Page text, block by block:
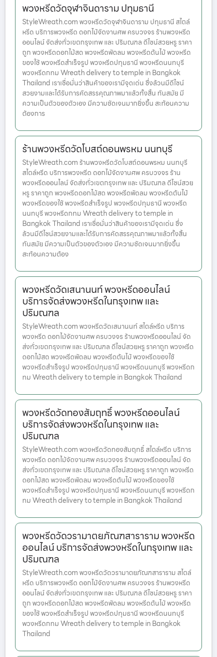
พวงหรีดวัดจุฬาจินดาราม ปทุมธานี
StyleWreath.com พวงหรีดวัดจุฬาจินดาราม ปทุมธานี สไตล์
หรีด บริการพวงหรีด ดอกไม้จัดงานศพ ครบวงจร ร้านพวงหรีด
ออนไลน์ จัดส่งทั่วเขตกรุงเทพ และ ปริมณฑล ดีไซน์สวยหรู ราคา
ถูก พวงหรีดดอกไม้สด พวงหรีดพัดลม พวงหรีดต้นไม้ พวงหรีด
ของใช้ พวงหรีดสำเร็จรูป พวงหรีดปทุมธานี พวงหรีดนนทบุรี
พวงหรีดกทม Wreath delivery to temple in Bangkok
Thailand เราเชื่อมั่นว่าสินค้าของเรามีจุดเด่น ซึ่งล้วนมีดีไซน์
สวยงามและได้รับการคัดสรรคุณภาพมาแล้วทั้งสิ้น ทันสมัย มี
ความเป็นตัวของตัวเอง มีความชัดเจนมากยิ่งขึ้น สะท้อนความ
ต้องการ
ร้านพวงหรีดวัดโบสถ์ดอนพรหม นนทบุรี
StyleWreath.com ร้านพวงหรีดวัดโบสถ์ดอนพรหม นนทบุรี
สไตล์หรีด บริการพวงหรีด ดอกไม้จัดงานศพ ครบวงจร ร้าน
พวงหรีดออนไลน์ จัดส่งทั่วเขตกรุงเทพ และ ปริมณฑล ดีไซน์สวย
หรู ราคาถูก พวงหรีดดอกไม้สด พวงหรีดพัดลม พวงหรีดต้นไม้
พวงหรีดของใช้ พวงหรีดสำเร็จรูป พวงหรีดปทุมธานี พวงหรีด
นนทบุรี พวงหรีดกทม Wreath delivery to temple in
Bangkok Thailand เราเชื่อมั่นว่าสินค้าของเรามีจุดเด่น ซึ่ง
ล้วนมีดีไซน์สวยงามและได้รับการคัดสรรคุณภาพมาแล้วทั้งสิ้น
ทันสมัย มีความเป็นตัวของตัวเอง มีความชัดเจนมากยิ่งขึ้น
สะท้อนความต้อง
พวงหรีดวัดเสนานนท์ พวงหรีดออนไลน์
บริการจัดส่งพวงหรีดในกรุงเทพ และ
ปริมณฑล
StyleWreath.com พวงหรีดวัดเสนานนท์ สไตล์หรีด บริการ
พวงหรีด ดอกไม้จัดงานศพ ครบวงจร ร้านพวงหรีดออนไลน์ จัด
ส่งทั่วเขตกรุงเทพ และ ปริมณฑล ดีไซน์สวยหรู ราคาถูก พวงหรีด
ดอกไม้สด พวงหรีดพัดลม พวงหรีดต้นไม้ พวงหรีดของใช้
พวงหรีดสำเร็จรูป พวงหรีดปทุมธานี พวงหรีดนนทบุรี พวงหรีดก
ทม Wreath delivery to temple in Bangkok Thailand
พวงหรีดวัดทองสัมฤทธิ์ พวงหรีดออนไลน์
บริการจัดส่งพวงหรีดในกรุงเทพ และ
ปริมณฑล
StyleWreath.com พวงหรีดวัดทองสัมฤทธิ์ สไตล์หรีด บริการ
พวงหรีด ดอกไม้จัดงานศพ ครบวงจร ร้านพวงหรีดออนไลน์ จัด
ส่งทั่วเขตกรุงเทพ และ ปริมณฑล ดีไซน์สวยหรู ราคาถูก พวงหรีด
ดอกไม้สด พวงหรีดพัดลม พวงหรีดต้นไม้ พวงหรีดของใช้
พวงหรีดสำเร็จรูป พวงหรีดปทุมธานี พวงหรีดนนทบุรี พวงหรีดก
ทม Wreath delivery to temple in Bangkok Thailand
พวงหรีดวัดวรามาตยภัณฑสาราราม พวงหรีด
ออนไลน์ บริการจัดส่งพวงหรีดในกรุงเทพ และ
ปริมณฑล
StyleWreath.com พวงหรีดวัดวรามาตยภัณฑสาราราม สไตล์
หรีด บริการพวงหรีด ดอกไม้จัดงานศพ ครบวงจร ร้านพวงหรีด
ออนไลน์ จัดส่งทั่วเขตกรุงเทพ และ ปริมณฑล ดีไซน์สวยหรู ราคา
ถูก พวงหรีดดอกไม้สด พวงหรีดพัดลม พวงหรีดต้นไม้ พวงหรีด
ของใช้ พวงหรีดสำเร็จรูป พวงหรีดปทุมธานี พวงหรีดนนทบุรี
พวงหรีดกทม Wreath delivery to temple in Bangkok
Thailand